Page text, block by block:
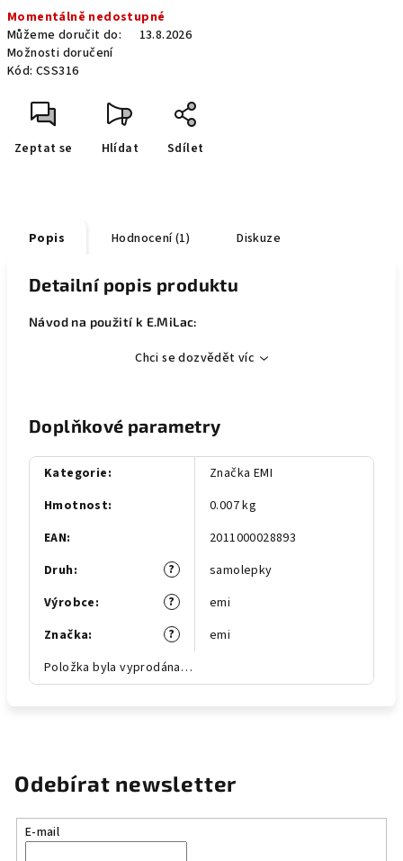
cena:
Momentálně nedostupné
Můžeme doručit do:
13.8.2026
Možnosti doručení
Kód: CSS316
Zeptat se Hlídat Sdílet
Popis Hodnocení (1) Diskuze
Detailní popis produktu
Návod na použití k E.MiLac:
Chci se dozvědět víc
Doplňkové parametry
Kategorie:
Značka EMI
Hmotnost:
0.007 kg
EAN:
2011000028893
?
Druh:
samolepky
?
Výrobce:
emi
?
Značka:
emi
Položka byla vyprodána…
Odebírat newsletter
E-mail